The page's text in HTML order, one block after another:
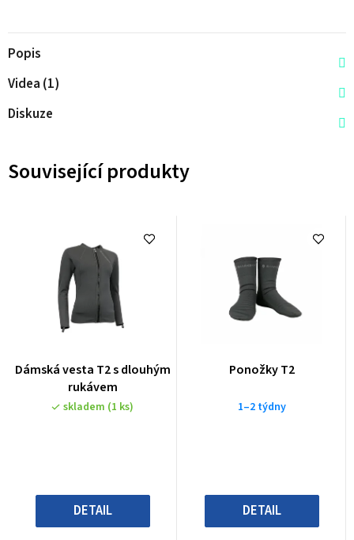
Popis
Videa (1)
Diskuze
Související produkty
Dámská vesta T2 s dlouhým
rukávem
skladem (1 ks)
DETAIL
Ponožky T2
1–2 týdny
DETAIL